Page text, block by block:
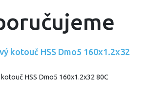
kotouč HSS Dmo5 160x1.2x32